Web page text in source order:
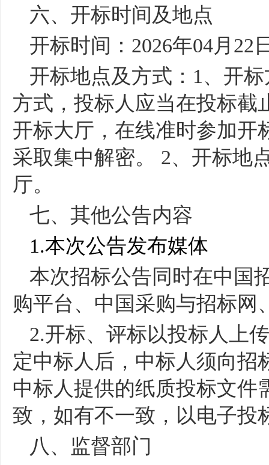
六、开标时间及地点
开标时间： 2026年04月 22
开标地点及方式： 1、开
方式，投标人应当在投标截
开标大厅，在线准时参加开
采取集中解密。
2、开标地
厅。
七、其他公告内容
1.本次公告发布媒体
本次招标公告同时在中国
购平台、中国采购与招标网
2.开标、评标以投标人上
定中标人后，中标人须向招
中标人提供的纸质投标文件
致，如有不一致，以电子投
八、监督部门